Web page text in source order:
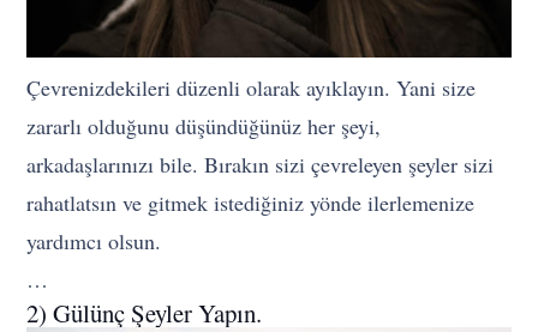
Çevrenizdekileri düzenli olarak ayıklayın. Yani size
zararlı olduğunu düşündüğünüz her şeyi,
arkadaşlarınızı bile. Bırakın sizi çevreleyen şeyler sizi
rahatlatsın ve gitmek istediğiniz yönde ilerlemenize
yardımcı olsun.
…
2) Gülünç Şeyler Yapın.